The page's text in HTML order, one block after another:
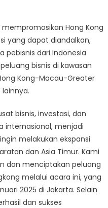
Hong Kong
yang dapat diandalkan,
pebisnis dari Indonesia
bisnis di kawasan
Kong-Macau-Greater
lainnya.
bisnis, investasi, dan
internasional, menjadi
melakukan ekspansi
dan Asia Timur. Kami
dan menciptakan peluang
melalui acara ini, yang
2025 di Jakarta. Selain
dan sukses